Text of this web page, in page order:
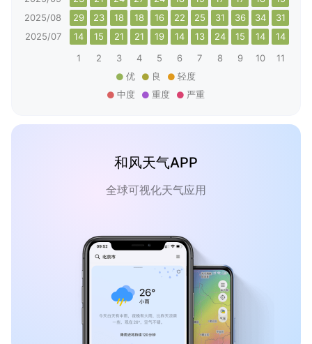
2025/08
29 23 18 18 16 22 25 31 36 34 31
2025/07
14 15 21 21 19 14 13 24 15 14 14
1
2 3 4 5 6 7 8 9 10 11
优
良
轻度
中度
重度 严重
和风天气APP
全球可视化天气应用